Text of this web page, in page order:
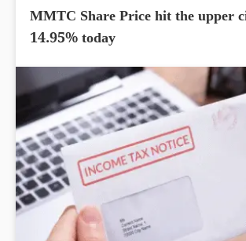
MMTC Share Price hit the upper
14.95% today